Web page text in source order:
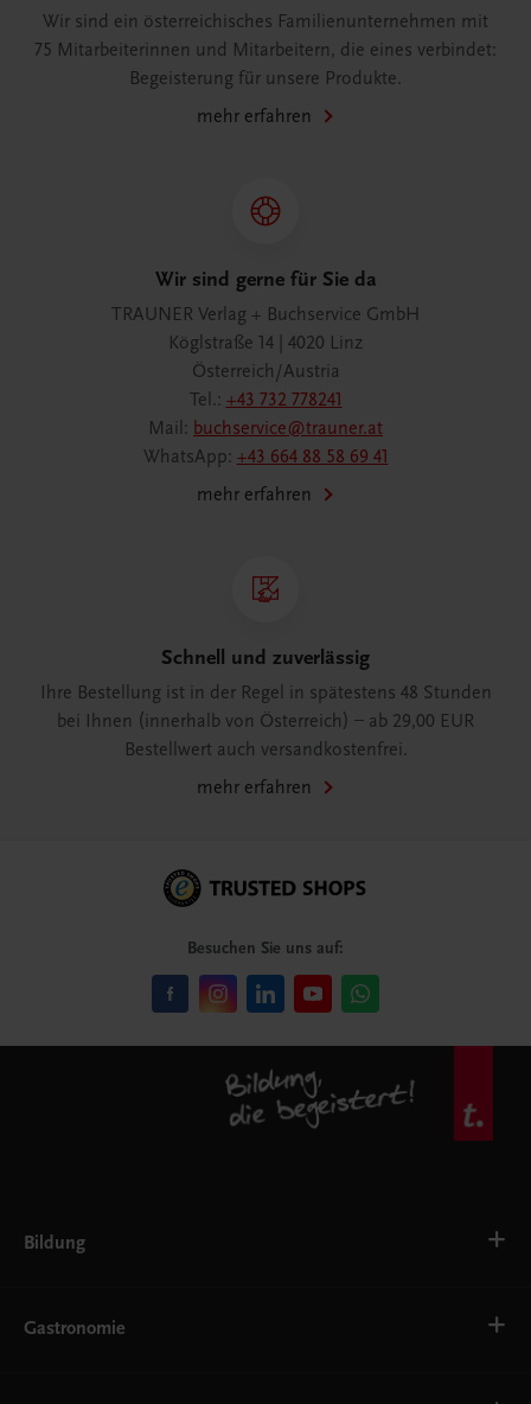
Wir sind ein österreichisches Familienunternehmen mit
75 Mitarbeiterinnen und Mitarbeitern, die eines verbindet:
Begeisterung für unsere Produkte.
mehr erfahren
Wir sind gerne für Sie da
TRAUNER Verlag + Buchservice GmbH
Köglstraße 14 | 4020 Linz
Österreich/Austria
Tel.: +43 732 778241
Mail: buchservice@trauner.at
WhatsApp: +43 664 88 58 69 41
mehr erfahren
Schnell und zuverlässig
Ihre Bestellung ist in der Regel in spätestens 48 Stunden
bei Ihnen (innerhalb von Österreich) – ab 29,00 EUR
Bestellwert auch versandkostenfrei.
mehr erfahren
Besuchen Sie uns auf:
Bildung
AHS
Gastronomie